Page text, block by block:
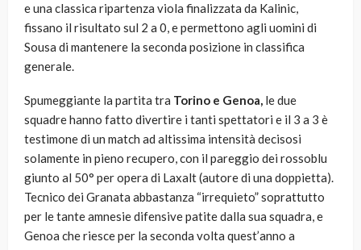
e una classica ripartenza viola finalizzata da Kalinic,
fissano il risultato sul 2 a 0, e permettono agli uomini di
Sousa di mantenere la seconda posizione in classifica
generale.
Spumeggiante la partita tra Torino e Genoa, le due
squadre hanno fatto divertire i tanti spettatori e il 3 a 3 è
testimone di un match ad altissima intensità decisosi
solamente in pieno recupero, con il pareggio dei rossoblu
giunto al 50° per opera di Laxalt (autore di una doppietta).
Tecnico dei Granata abbastanza “irrequieto” soprattutto
per le tante amnesie difensive patite dalla sua squadra, e
Genoa che riesce per la seconda volta quest’anno a